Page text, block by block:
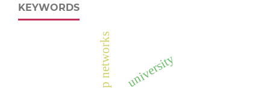
KEYWORDS
university